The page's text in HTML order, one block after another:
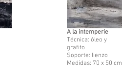
A la intemperie
Técnica: óleo y
grafito
Soporte: lienzo
Medidas: 70 x 50 cm